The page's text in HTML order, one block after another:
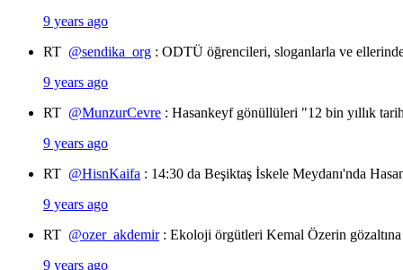
9 years ago
RT @sendika_org : ODTÜ öğrencileri, sloganlarla ve
9 years ago
RT @MunzurCevre : Hasankeyf gönüllüleri "12 bin yıllık
9 years ago
RT @HisnKaifa : 14:30 da Beşiktaş İskele Meydanı'nda
9 years ago
RT @ozer_akdemir: Ekoloji örgütleri Kemal Özerin
9 years ago